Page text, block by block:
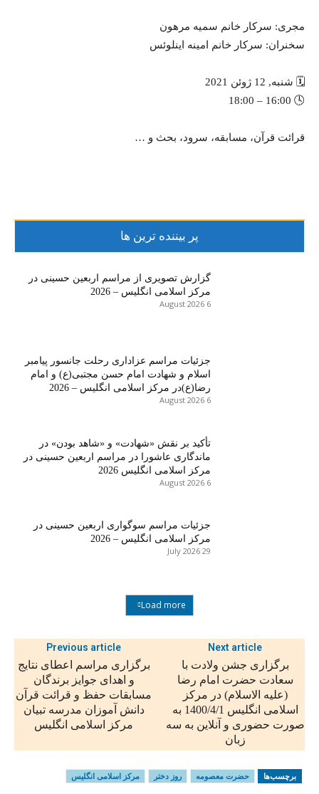
مجری: سرکار خانم سمیه مرهون
سخنران: سرکار خانم امینه اینلوئس
🗓️ شنبه, 12 ژوئن 2021
🕓 16:00 – 18:00
قرائت قرآن، مسابقه، سرود، بحث و …
پر بیننده ترین ها
گزارش تصویری از مراسم اربعین حسینی در
مرکز اسلامی انگلیس – 2026
6 August 2026
جزئیات مراسم عزاداری رحلت جانسور پیامبر
اسلام و شهادت امام حسن مجتبی(ع) و امام
رضا(ع)در مرکز اسلامی انگلیس – 2026
6 August 2026
تأکید بر نقش «شهادت» و «شاهد بودن» در
ماندگاری عاشورا در مراسم اربعین حسینی در
مرکز اسلامی انگلیس 2026
6 August 2026
جزئیات مراسم سوگواری اربعین حسینی در
مرکز اسلامی انگلیس – 2026
29 July 2026
Load more
Previous article
برگزاری مراسم اعطای نتایج
و اهدای جوایز برندگان
مسابقات حفظ و قرائت قرآن
دانش آموزان مدرسه تبيان
مركز اسلامى انگلیس
Next article
برگزاری جشن ولادت با
سعادت حضرت امام رضا
(علیه الاسلام) در مرکز
اسلامی انگلیس 1400/4/1 به
صورت حضوری و آنلاین به سه
زبان
برچسب‌ها حضرت معصومه روز دختر مرکز اسلامی انگلیس